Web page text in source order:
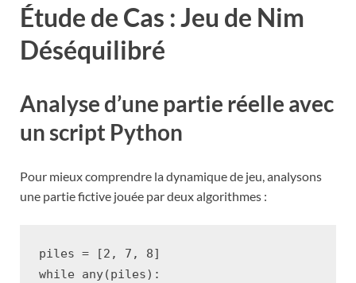
Étude de Cas : Jeu de Nim
Déséquilibré
Analyse d’une partie réelle avec
un script Python
Pour mieux comprendre la dynamique de jeu, analysons
une partie fictive jouée par deux algorithmes :
piles = [2 , 7 , 8]
while
any(piles):